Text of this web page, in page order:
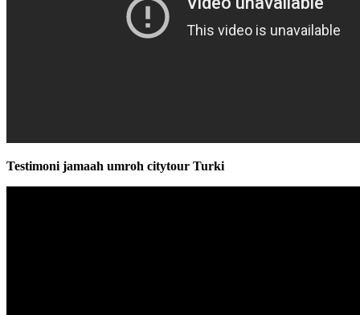
Testimoni jamaah umroh citytour Turki